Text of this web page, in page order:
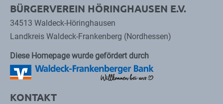
BÜRGERVEREIN HÖRINGHAUSEN E.V.
34513 Waldeck-Höringhausen
Landkreis Waldeck-Frankenberg (Nordhessen)
Diese Homepage wurde gefördert durch
KONTAKT